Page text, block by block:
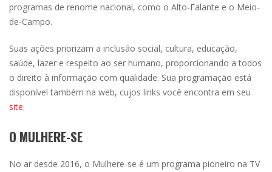
programas de renome nacional, como o Alto-Falante e o Meio-
de-Campo.
Suas ações priorizam a inclusão social, cultura, educação,
saúde, lazer e respeito ao ser humano, proporcionando a todos
o direito à informação com qualidade. Sua programação está
disponível também na web, cujos links você encontra em seu
site.
O MULHERE-SE
No ar desde 2016, o Mulhere-se é um programa pioneiro na TV